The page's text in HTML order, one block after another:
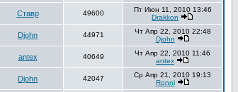
Ставр 49600
Пт Июн 11, 2010 13:46
Drakkon
Djohn 44971
Чт Апр 22, 2010 22:48
Djohn
antex 40649
Чт Апр 22, 2010 11:46
antex
Djohn 42047
Ср Апр 21, 2010 19:13
Ronni